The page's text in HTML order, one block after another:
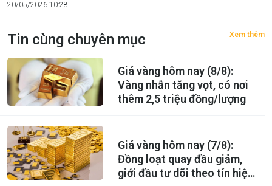
20/05/2026 10:28
Tin cùng chuyên mục Xem thêm
Giá vàng hôm nay (8/8):
Vàng nhẫn tăng vọt, có nơi
thêm 2,5 triệu đồng/lượng
Giá vàng hôm nay (7/8):
Đồng loạt quay đầu giảm,
giới đầu tư dõi theo tín hiệu